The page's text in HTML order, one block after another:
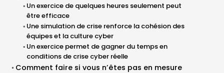
Un exercice de quelques heures seulement peut
être efficace
Une simulation de crise renforce la cohésion des
équipes et la culture cyber
Un exercice permet de gagner du temps en
conditions de crise cyber réelle
Comment faire si vous n’êtes pas en mesure